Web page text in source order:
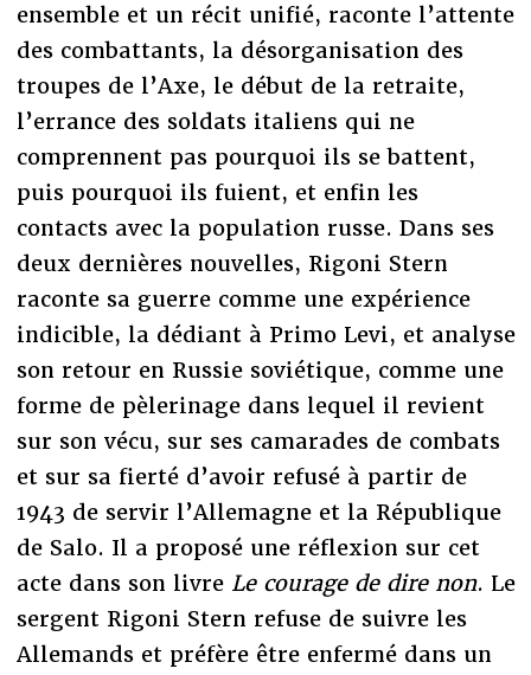
ensemble et un récit unifié, raconte l’attente
des combattants, la désorganisation des
troupes de l’Axe, le début de la retraite,
l’errance des soldats italiens qui ne
comprennent pas pourquoi ils se battent,
puis pourquoi ils fuient, et enfin les
contacts avec la population russe. Dans ses
deux dernières nouvelles, Rigoni Stern
raconte sa guerre comme une expérience
indicible, la dédiant à Primo Levi, et analyse
son retour en Russie soviétique, comme une
forme de pèlerinage dans lequel il revient
sur son vécu, sur ses camarades de combats
et sur sa fierté d’avoir refusé à partir de
1943 de servir l’Allemagne et la République
de Salo. Il a proposé une réflexion sur cet
acte dans son livre Le courage de dire non. Le
sergent Rigoni Stern refuse de suivre les
Allemands et préfère être enfermé dans un